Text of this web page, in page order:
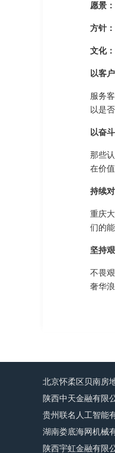
愿景：
方针：
文化：
以客
服务
以是
以奋
那些
在价
持续
重庆
们的
坚持
不畏
奢华
北京怀柔区贝南房
陕西中天金融有限
贵州联名人工智能
湖南娄底海网机械
陕西宇虹金融有限